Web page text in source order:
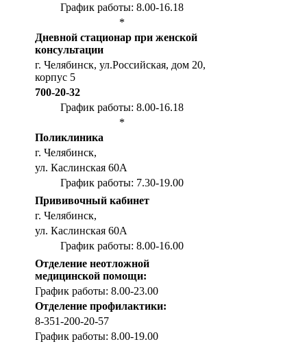
График работы: 8.00-16.18
*
Дневной стационар при женской
консультации
г. Челябинск, ул.Российская, дом 20,
корпус 5
700-20-32
График работы: 8.00-16.18
*
Поликлиника
г. Челябинск,
ул. Каслинская 60А
График работы: 7.30-19.00
Прививочный кабинет
г. Челябинск,
ул. Каслинская 60А
График работы: 8.00-16.00
Отделение неотложной
медицинской помощи:
График работы: 8.00-23.00
Отделение профилактики:
8-351-200-20-57
График работы: 8.00-19.00